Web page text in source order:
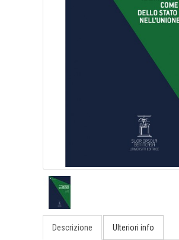
Descrizione Ulteriori info